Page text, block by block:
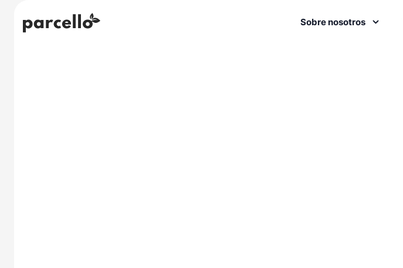
Sobre nosotros